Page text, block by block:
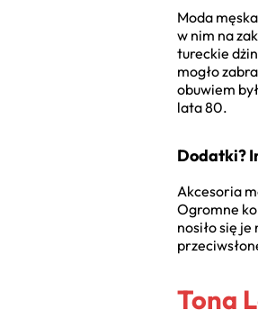
Moda
w nim na
tureckie
mogło
obuwiem
lata 80.
Dodatki?
Akcesoria
Ogromne
nosiło się
Tona